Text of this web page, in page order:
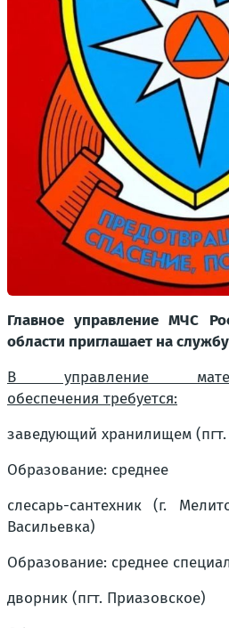
Главное управление МЧС
области приглашает на службу
В управление
обеспечения требуется:
заведующий хранилищем
Образование: среднее
слесарь-сантехник (г.
Васильевка)
Образование: среднее
дворник (пгт. Приазовское)